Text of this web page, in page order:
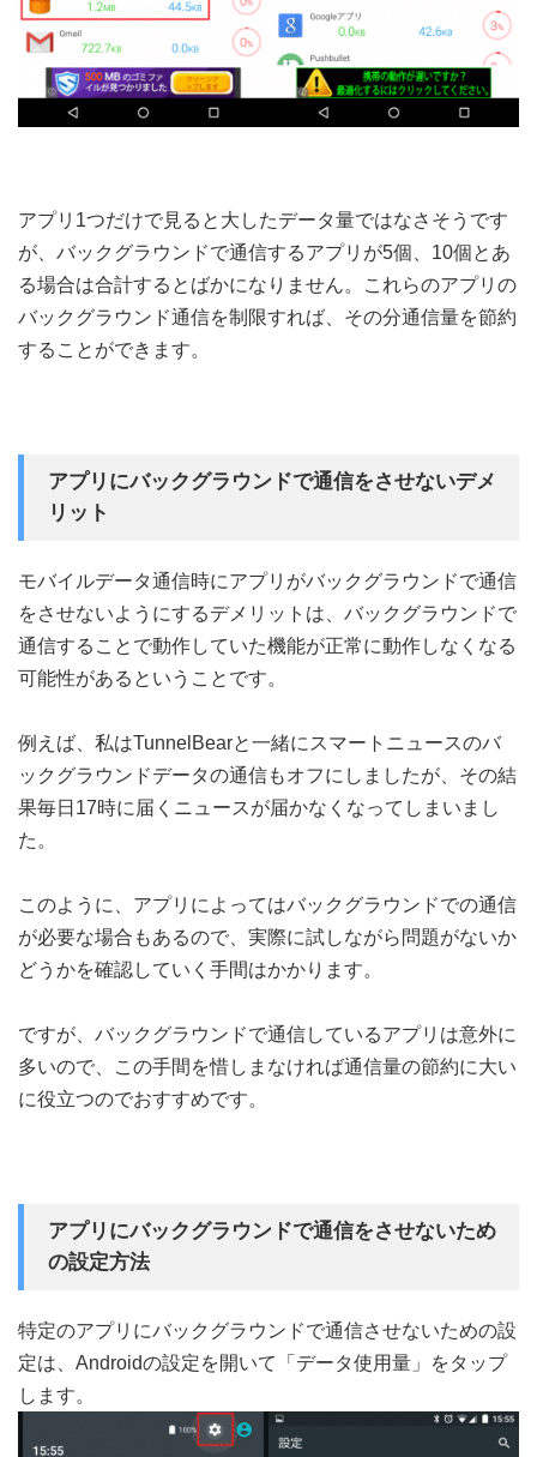
アプリ1つだけで見ると大したデータ量ではなさそうです
が、バックグラウンドで通信するアプリが5個、10個とあ
る場合は合計するとばかになりません。これらのアプリの
バックグラウンド通信を制限すれば、その分通信量を節約
することができます。
アプリにバックグラウンドで通信をさせないデメ
リット
モバイルデータ通信時にアプリがバックグラウンドで通信
をさせないようにするデメリットは、バックグラウンドで
通信することで動作していた機能が正常に動作しなくなる
可能性があるということです。
例えば、私はTunnelBearと一緒にスマートニュースのバ
ックグラウンドデータの通信もオフにしましたが、その結
果毎日17時に届くニュースが届かなくなってしまいまし
た。
このように、アプリによってはバックグラウンドでの通信
が必要な場合もあるので、実際に試しながら問題がないか
どうかを確認していく手間はかかります。
ですが、バックグラウンドで通信しているアプリは意外に
多いので、この手間を惜しまなければ通信量の節約に大い
に役立つのでおすすめです。
アプリにバックグラウンドで通信をさせないため
の設定方法
特定のアプリにバックグラウンドで通信させないための設
定は、Androidの設定を開いて「データ使用量」をタップ
します。